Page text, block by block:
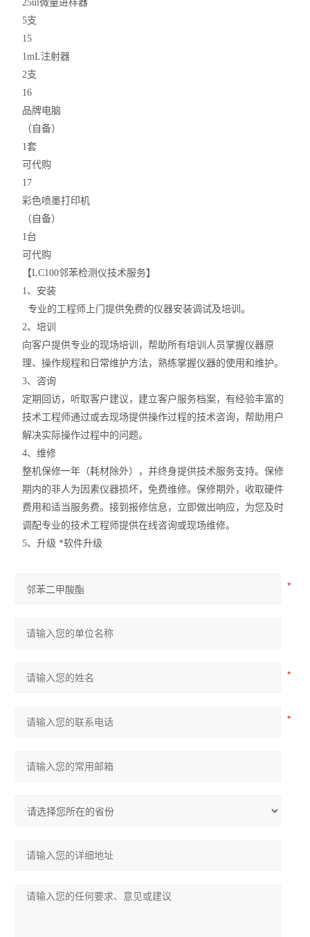
25ul微量进样器
5支
15
1mL注射器
2支
16
品牌电脑
（自备）
1套
可代购
17
彩色喷墨打印机
（自备）
1台
可代购
【LC100邻苯检测仪技术服务】
1、安装
专业的工程师上门提供免费的仪器安装调试及培训。
2、培训
向客户提供专业的现场培训，帮助所有培训人员掌握仪器原
理、操作规程和日常维护方法，熟练掌握仪器的使用和维护。
3、咨询
定期回访，听取客户建议，建立客户服务档案，有经验丰富的
技术工程师通过或去现场提供操作过程的技术咨询，帮助用户
解决实际操作过程中的问题。
4、维修
整机保修一年（耗材除外），并终身提供技术服务支持。保修
期内的非人为因素仪器损坏，免费维修。保修期外，收取硬件
费用和适当服务费。接到报修信息，立即做出响应，为您及时
调配专业的技术工程师提供在线咨询或现场维修。
5、升级 *软件升级